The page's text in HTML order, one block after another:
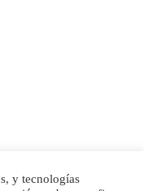
y tecnologías